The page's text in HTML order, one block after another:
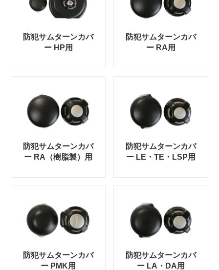
防犯サムターンカバ
ー HP用
防犯サムターンカバ
ー RA用
防犯サムターンカバ
ー RA（樹脂製）用
防犯サムターンカバ
ー LE・TE・LSP用
防犯サムターンカバ
ー PMK用
防犯サムターンカバ
ー LA・DA用